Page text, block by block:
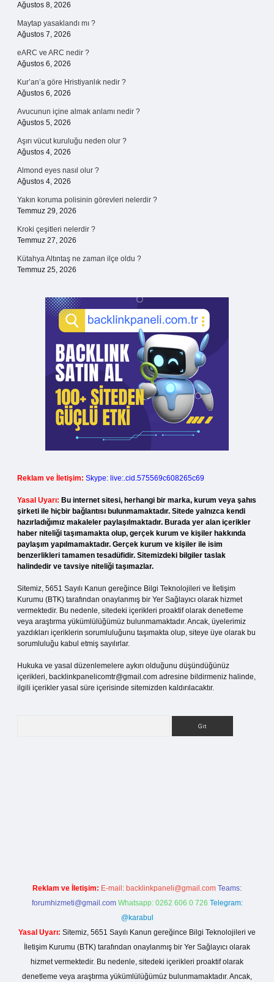
Ağustos 8, 2026
Maytap yasaklandı mı ?
Ağustos 7, 2026
eARC ve ARC nedir ?
Ağustos 6, 2026
Kur’an’a göre Hristiyanlık nedir ?
Ağustos 6, 2026
Avucunun içine almak anlamı nedir ?
Ağustos 5, 2026
Aşırı vücut kuruluğu neden olur ?
Ağustos 4, 2026
Almond eyes nasıl olur ?
Ağustos 4, 2026
Yakın koruma polisinin görevleri nelerdir ?
Temmuz 29, 2026
Kroki çeşitleri nelerdir ?
Temmuz 27, 2026
Kütahya Altıntaş ne zaman ilçe oldu ?
Temmuz 25, 2026
Reklam ve İletişim: Skype: live:.cid.575569c608265c69
Yasal Uyarı: Bu internet sitesi, herhangi bir marka, kurum veya şahıs
şirketi ile hiçbir bağlantısı bulunmamaktadır. Sitede yalnızca kendi
hazırladığımız makaleler paylaşılmaktadır. Burada yer alan içerikler
haber niteliği taşımamakta olup, gerçek kurum ve kişiler hakkında
paylaşım yapılmamaktadır. Gerçek kurum ve kişiler ile isim
benzerlikleri tamamen tesadüfidir. Sitemizdeki bilgiler taslak
halindedir ve tavsiye niteliği taşımazlar.
Sitemiz, 5651 Sayılı Kanun gereğince Bilgi Teknolojileri ve İletişim
Kurumu (BTK) tarafından onaylanmış bir Yer Sağlayıcı olarak hizmet
vermektedir. Bu nedenle, sitedeki içerikleri proaktif olarak denetleme
veya araştırma yükümlülüğümüz bulunmamaktadır. Ancak, üyelerimiz
yazdıkları içeriklerin sorumluluğunu taşımakta olup, siteye üye olarak bu
sorumluluğu kabul etmiş sayılırlar.
Hukuka ve yasal düzenlemelere aykırı olduğunu düşündüğünüz
içerikleri, backlinkpanelicomtr@gmail.com adresine bildirmeniz halinde,
ilgili içerikler yasal süre içerisinde sitemizden kaldırılacaktır.
Reklam ve İletişim: E-mail: backlinkpaneli@gmail.com Teams:
forumhizmeti@gmail.com Whatsapp: 0262 606 0 726 Telegram:
@karabul
Yasal Uyarı: Sitemiz, 5651 Sayılı Kanun gereğince Bilgi Teknolojileri ve
İletişim Kurumu (BTK) tarafından onaylanmış bir Yer Sağlayıcı olarak
hizmet vermektedir. Bu nedenle, sitedeki içerikleri proaktif olarak
denetleme veya araştırma yükümlülüğümüz bulunmamaktadır. Ancak,